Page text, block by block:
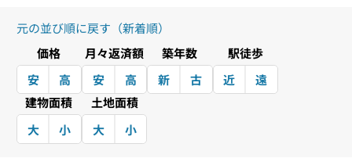
元の並び順に戻す（新着順）
価格
安
高
月々返済額
安
高
築年数
新
古
駅徒歩
近
遠
建物面積
大
小
土地面積
大
小